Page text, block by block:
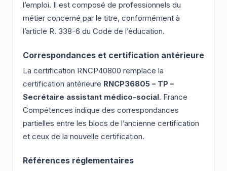
l’emploi. Il est composé de professionnels du
métier concerné par le titre, conformément à
l’article R. 338-6 du Code de l’éducation.
Correspondances et certification antérieure
La certification RNCP40800 remplace la
certification antérieure RNCP36805 – TP –
Secrétaire assistant médico-social. France
Compétences indique des correspondances
partielles entre les blocs de l’ancienne certification
et ceux de la nouvelle certification.
Références réglementaires